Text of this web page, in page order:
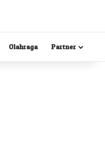
Olahraga Partner